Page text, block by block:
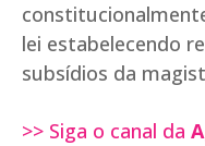
lei estabelecendo
subsídios da
>> Siga o canal da